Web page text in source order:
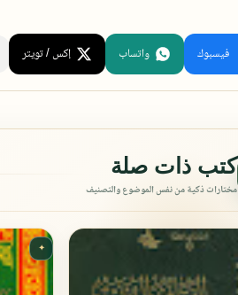
كتب ذات صلة
مختارات ذكية من نفس الموضوع والتصنيف
✦